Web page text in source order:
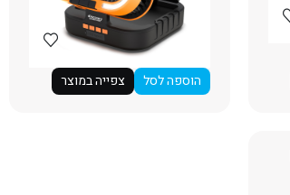
הוספה לסל צפייה במוצר